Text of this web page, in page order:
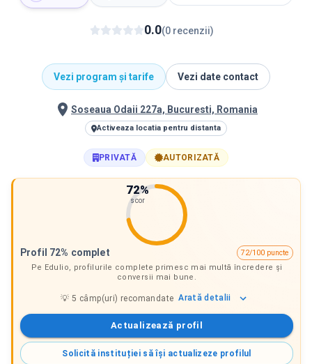
0.0(0 recenzii)
Vezi program și tarife Vezi date contact
Soseaua Odaii 227a, Bucuresti, Romania
Activeaza locatia pentru distanta
PRIVATĂ AUTORIZATĂ
72%
scor
Profil 72% complet
72/100 puncte
Pe Edulio, profilurile complete primesc mai multă încredere și
conversii mai bune.
💡5 câmp(uri) recomandate Arată detalii
Actualizează profil
Solicită instituției să își actualizeze profilul